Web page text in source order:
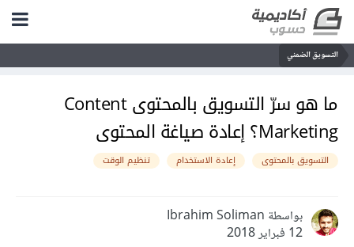
التسويق الضمني
ما هو سرّ التسويق بالمحتوى Content
Marketing؟ إعادة صياغة المحتوى
التسويق بالمحتوى إعادة الاستخدام تنظيم الوقت
بواسطة Ibrahim Soliman
12 فبراير 2018